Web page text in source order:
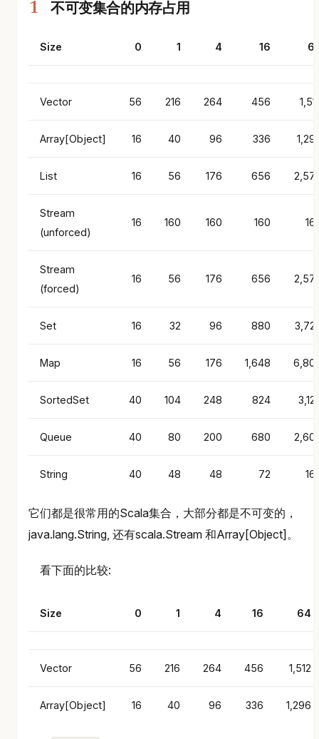
不可变集合的内存占用
Size 0 1 4 16
Vector 56 216 264 456
Array[Object] 16 40 96 336
List 16 56 176 656
Stream
(unforced)
16 160 160 160
Stream
(forced)
16 56 176 656
Set 16 32 96 880
Map 16 56 176 1,648
SortedSet 40 104 248 824
Queue 40 80 200 680
String 40 48 48 72
它们都是很常用的Scala集合，大部分都是不可变的，
java.lang.String, 还有scala.Stream 和Array[Object]。
看下面的比较:
Size 0 1 4 16 64
Vector 56 216 264 456 1,512
Array[Object] 16 40 96 336 1,296